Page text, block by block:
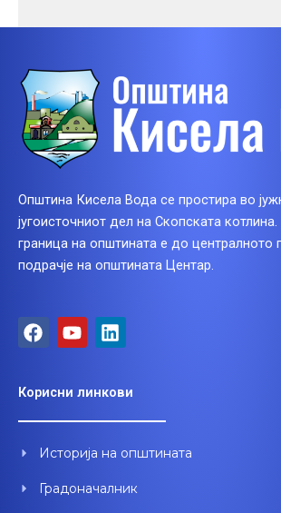
Општина Кисела Вода се простира во
југоисточниот дел на Скопската
граница на општината е до централното
подрачје на општината Центар.
F
a
b
o
k
Y
o
u
b
L
i
e
d
n
Корисни линкови
Историја на општината
Градоначалник